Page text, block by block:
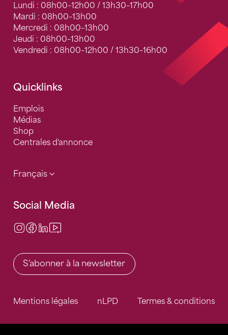
Lundi : 08h00–12h00 / 13h30–17h00
Mardi : 08h00–13h00
Mercredi : 08h00–13h00
Jeudi : 08h00–13h00
Vendredi : 08h00–12h00 / 13h30–16h00
Quicklinks
Emplois
Médias
Shop
Centrales d'annonce
Français
Social Media
Instagram
Facebook
LinkedIn
S'abonner à la newsletter
Mentions légales nLPD Termes & conditions